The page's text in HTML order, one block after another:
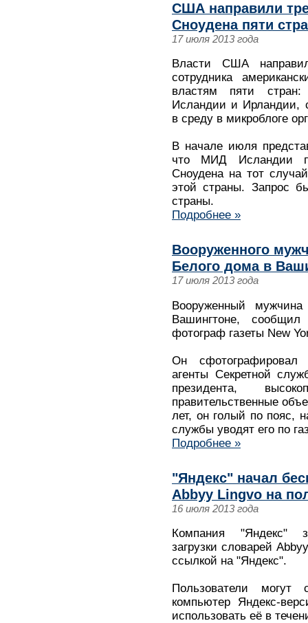
США направили
Сноудена пяти
17 июля 2013 года
Власти США
сотрудника
властям пяти стран:
Исландии и Ирландии,
в среду в микроблоге
В начале июля
что МИД Исландии
Сноудена на тот
этой страны. Запрос
страны.
Подробнее »
Вооруженного
Белого дома в
17 июля 2013 года
Вооруженный
Вашингтоне,
фотограф газеты New
Он сфотографировал
агенты Секретной
президента,
правительственные
лет, он голый по пояс,
службы уводят его по
Подробнее »
"Яндекс" начал
Abbyy Lingvo на
16 июля 2013 года
Компания "Яндекс"
загрузки словарей
ссылкой на "Яндекс".
Пользователи
компьютер Яндекс-
использовать её в